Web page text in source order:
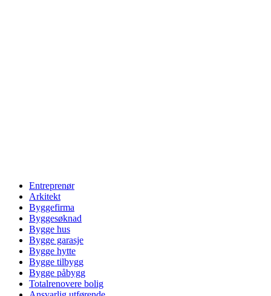
Entreprenør
Arkitekt
Byggefirma
Byggesøknad
Bygge hus
Bygge garasje
Bygge hytte
Bygge tilbygg
Bygge påbygg
Totalrenovere bolig